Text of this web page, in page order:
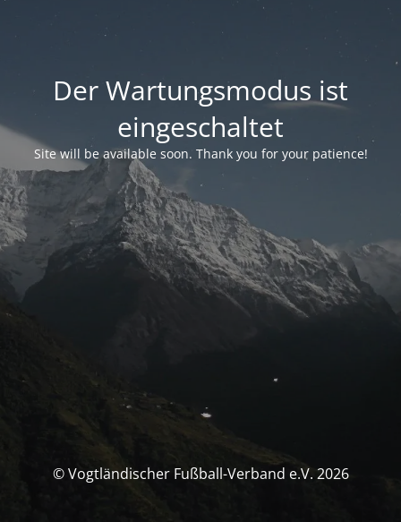
Der Wartungsmodus ist
eingeschaltet
Site will be available soon. Thank you for your patience!
© Vogtländischer Fußball-Verband e.V. 2026